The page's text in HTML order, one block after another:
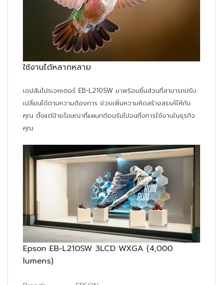
ใช้งานได้หลากหลาย
เอปสันโปรเจคเตอร์ EB-L210SW มาพร้อมชิ้นส่วนที่สามารถปรับ
เปลี่ยนได้ตามความต้องการ ช่วยเพิ่มความคิดสร้างสรรค์ให้กับ
คุณ ตั้งแต่ป้ายโฆษณาที่แผนกต้อนรับไปจนถึงการใช้งานในธุรกิจ
คุณ
Epson EB-L210SW 3LCD WXGA (4,000
lumens)